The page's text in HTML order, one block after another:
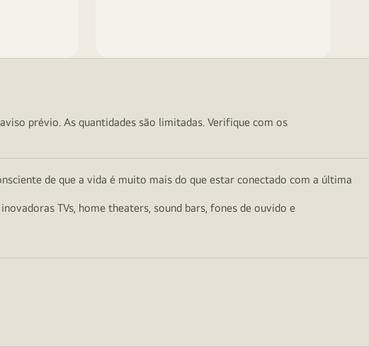
prévio. As quantidades são limitadas. Verifique com os
de que a vida é muito mais do que estar conectado com a última
TVs, home theaters, sound bars, fones de ouvido e